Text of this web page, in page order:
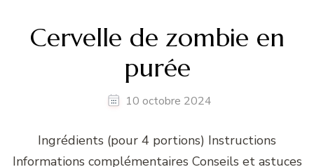
Cervelle de zombie en
purée
10 octobre 2024
Ingrédients (pour 4 portions) Instructions
Informations complémentaires Conseils et astuces